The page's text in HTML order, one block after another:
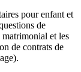
pour enfant et
de
matrimonial et les
de contrats de